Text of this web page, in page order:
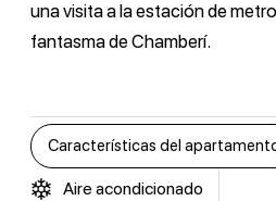
una visita a la estación de metro
fantasma de Chamberí.
Características del
Aire acondicionado